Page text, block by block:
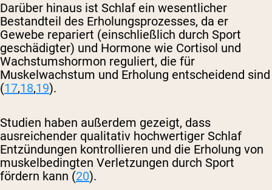
Darüber hinaus ist Schlaf ein wesentlicher
Bestandteil des Erholungsprozesses, da er
Gewebe repariert (einschließlich durch Sport
geschädigter) und Hormone wie Cortisol und
Wachstumshormon reguliert, die für
Muskelwachstum und Erholung entscheidend sind
(17,18,19).
Studien haben außerdem gezeigt, dass
ausreichender qualitativ hochwertiger Schlaf
Entzündungen kontrollieren und die Erholung von
muskelbedingten Verletzungen durch Sport
fördern kann (20).